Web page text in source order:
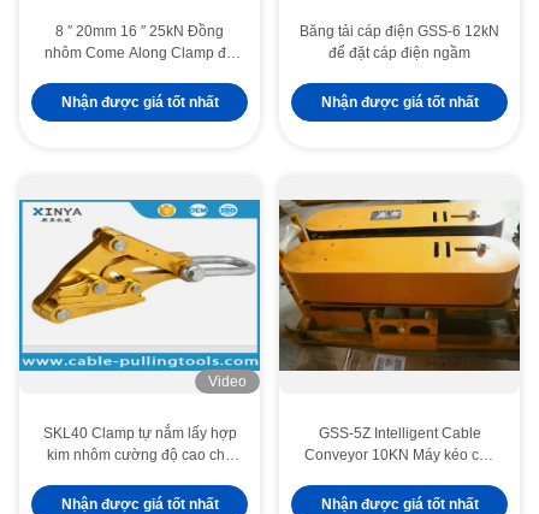
8 ′′ 20mm 16 ′′ 25kN Đồng
nhôm Come Along Clamp để
Nhận được giá tốt nhất
Băng tải cáp điện GSS-6 12kN
để đặt cáp điện ngầm
Nhận được giá tốt nhất
Video
SKL40 Clamp tự nắm lấy hợp
kim nhôm cường độ cao cho
Conductor với tải trọng 40 KN
Nhận được giá tốt nhất
GSS-5Z Intelligent Cable
Conveyor 10KN Máy kéo cáp
đường cao su bền
Nhận được giá tốt nhất